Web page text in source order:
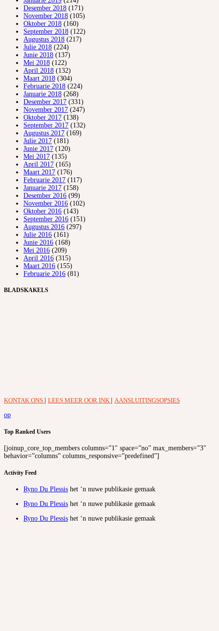
Desember 2018 (171)
November 2018 (105)
Oktober 2018 (160)
September 2018 (122)
Augustus 2018 (217)
Julie 2018 (224)
Junie 2018 (137)
Mei 2018 (122)
April 2018 (132)
Maart 2018 (304)
Februarie 2018 (224)
Januarie 2018 (268)
Desember 2017 (331)
November 2017 (247)
Oktober 2017 (138)
September 2017 (132)
Augustus 2017 (169)
Julie 2017 (181)
Junie 2017 (120)
Mei 2017 (135)
April 2017 (165)
Maart 2017 (176)
Februarie 2017 (117)
Januarie 2017 (158)
Desember 2016 (99)
November 2016 (102)
Oktober 2016 (143)
September 2016 (151)
Augustus 2016 (297)
Julie 2016 (161)
Junie 2016 (168)
Mei 2016 (209)
April 2016 (315)
Maart 2016 (155)
Februarie 2016 (81)
BLADSKAKELS
KONTAK ONS LEES MEER OOR INK
AANSLUITINGSOPSIES
op
Top Ranked Users
[joinup_core_top_members columns=”1″ space=”no” max_members=”3″
behavior=”columns” columns_responsive=”predefined”]
Activity Feed
Ryno Du Plessis het ‘n nuwe publikasie gemaak
Ryno Du Plessis het ‘n nuwe publikasie gemaak
Ryno Du Plessis het ‘n nuwe publikasie gemaak